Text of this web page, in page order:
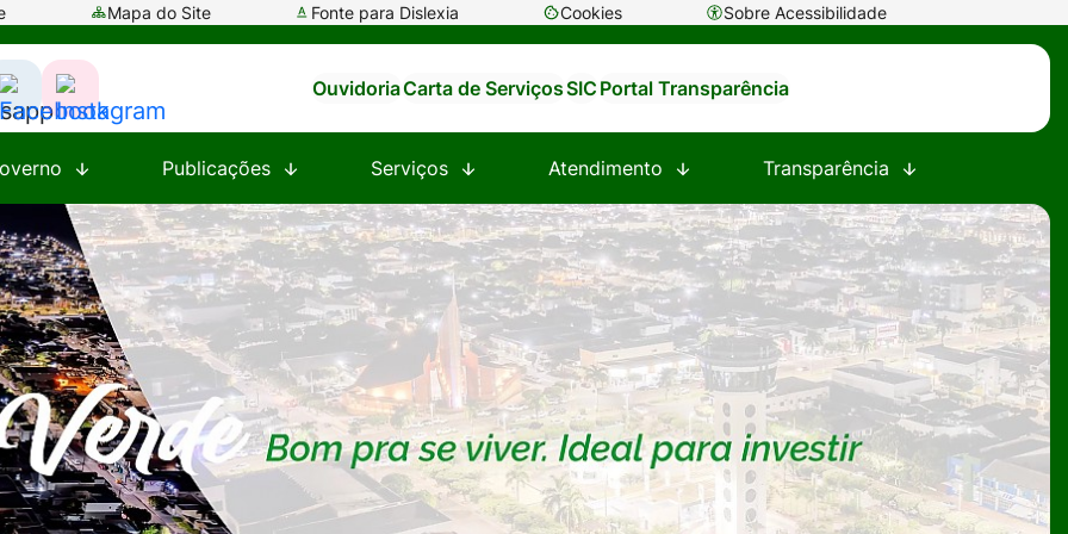
Mapa do Site Fonte para Dislexia Cookies
Abrir
de
cookies
Sobre Acessibilidade
Acessar
a
Rede
Social
Facebook
Acessar
a
Rede
Social
Instagram
OuvidoriaCarta de ServiçosSIC Portal Transparência
Publicações Serviços Atendimento Transparência